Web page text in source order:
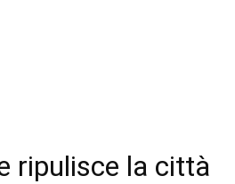
ripulisce la città